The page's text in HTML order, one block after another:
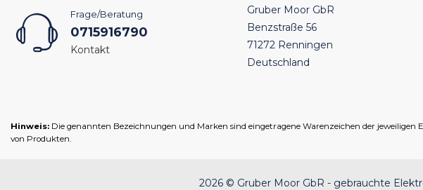
Frage/Beratung
0715916790
Kontakt
Gruber Moor GbR
Benzstraße 56
71272 Renningen
Deutschland
Hinweis: Die genannten Bezeichnungen und Marken sind eingetragene Warenzeichen der
von Produkten.
2026 © Gruber Moor GbR - gebrauchte